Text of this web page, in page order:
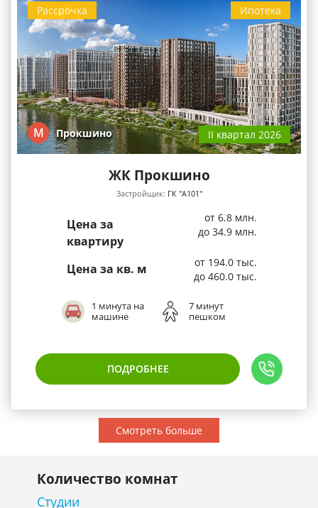
Ипотека
Рассрочка
М Прокшино II квартал 2026
ЖК Прокшино
Застройщик: ГК "А101"
Цена за
квартиру
от 6.8 млн.
до 34.9 млн.
Цена за кв. м
от 194.0 тыс.
до 460.0 тыс.
1 минута на
машине
7 минут
пешком
ПОДРОБНЕЕ
Смотреть больше
Количество комнат
Студии